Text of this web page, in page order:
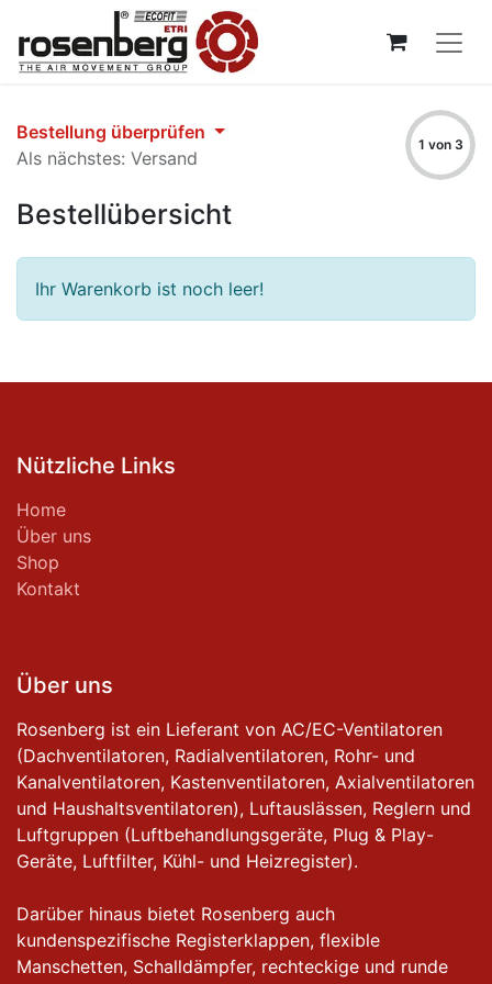
Bestellung überprüfen
Als nächstes: Versand
1 von 3
Bestellübersicht
Ihr Warenkorb ist noch leer!
Nützliche Links
Home
Über uns
Shop
Kontakt
Über uns
Rosenberg ist ein Lieferant von AC/EC-Ventilatoren
(Dachventilatoren, Radialventilatoren, Rohr- und
Kanalventilatoren, Kastenventilatoren, Axialventilatoren
und Haushaltsventilatoren), Luftauslässen, Reglern und
Luftgruppen (Luftbehandlungsgeräte, Plug & Play-
Geräte, Luftfilter, Kühl- und Heizregister).
Darüber hinaus bietet Rosenberg auch
kundenspezifische Registerklappen, flexible
Manschetten, Schalldämpfer, rechteckige und runde